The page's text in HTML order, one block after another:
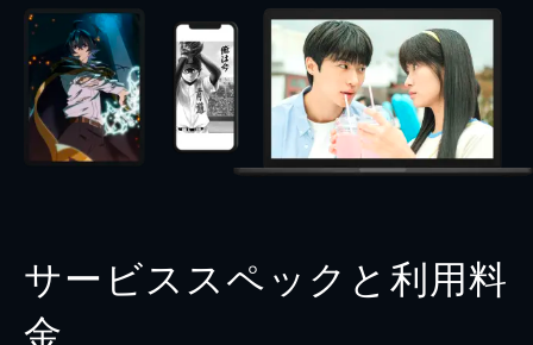
サービススペックと利用料
金